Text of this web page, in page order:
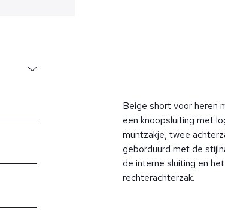
Beige short voor heren
een knoopsluiting met
muntzakje, twee
geborduurd met de
de interne sluiting en
rechterachterzak.